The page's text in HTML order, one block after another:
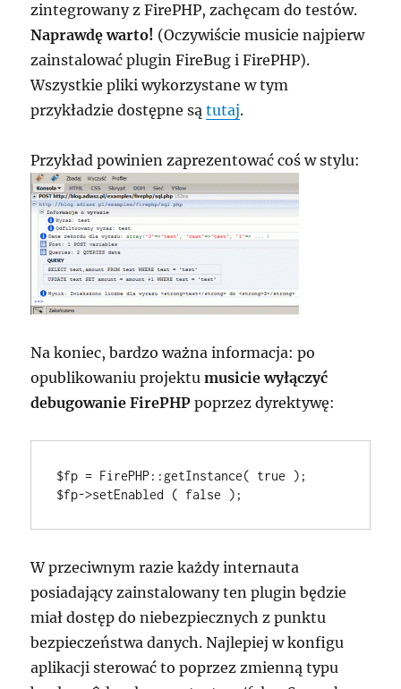
zintegrowany z FirePHP, zachęcam do testów.
Naprawdę warto! (Oczywiście musicie najpierw
zainstalować plugin FireBug i FirePHP).
Wszystkie pliki wykorzystane w tym
przykładzie dostępne sątutaj.
Przykład powinien zaprezentować coś w stylu:
Na koniec, bardzo ważna informacja: po
opublikowaniu projektumusicie wyłączyć
debugowanie FirePHP poprzez dyrektywę:
$fp = FirePHP::getInstance( true );
W przeciwnym razie każdy internauta
posiadający zainstalowany ten plugin będzie
miał dostęp do niebezpiecznych z punktu
bezpieczeństwa danych. Najlepiej w konfigu
aplikacji sterować to poprzez zmienną typu